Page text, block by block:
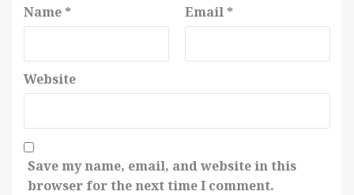
Name * Email *
Website
Save my name, email, and website in this
browser for the next time I comment.